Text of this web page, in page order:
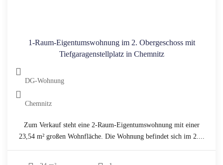
1-Raum-Eigentumswohnung im 2. Obergeschoss mit
Tiefgaragenstellplatz in Chemnitz
DG-Wohnung
Chemnitz
Zum Verkauf steht eine 2-Raum-Eigentumswohnung mit einer
23,54 m² großen Wohnfläche. Die Wohnung befindet sich im 2....